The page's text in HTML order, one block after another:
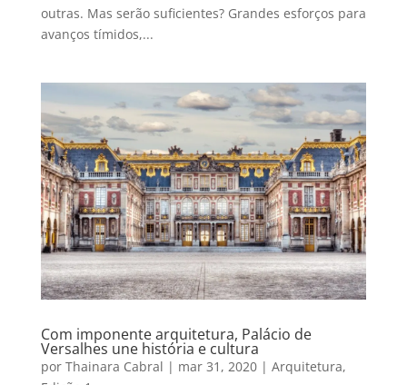
outras. Mas serão suficientes? Grandes esforços para
avanços tímidos,...
Com imponente arquitetura, Palácio de
Versalhes une história e cultura
por Thainara Cabral | mar 31, 2020| Arquitetura,